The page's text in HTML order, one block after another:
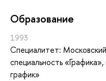
Oбразование
1993
Специалитет:
специальность
график»